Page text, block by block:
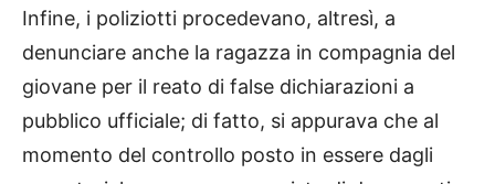
Infine, i poliziotti procedevano, altresì, a
denunciare anche la ragazza in compagnia del
giovane per il reato di false dichiarazioni a
pubblico ufficiale; di fatto, si appurava che al
momento del controllo posto in essere dagli